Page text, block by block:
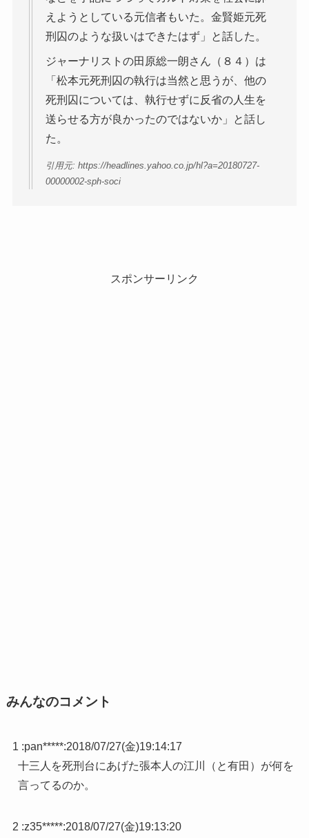
えようとしている元信者もいた。金賢姫元死
刑囚のような扱いはできたはず」と話した。
ジャーナリストの田原総一朗さん（８４）は
「松本元死刑囚の執行は当然と思うが、他の
死刑囚については、執行せずに反省の人生を
送らせる方が良かったのではないか」と話し
た。
引用元: https://headlines.yahoo.co.jp/hl?a=20180727-
00000002-sph-soci
スポンサーリンク
みんなのコメント
1 :pan*****:2018/07/27(金)19:14:17
十三人を死刑台にあげた張本人の江川（と有田）が何を
言ってるのか。
2 :z35*****:2018/07/27(金)19:13:20